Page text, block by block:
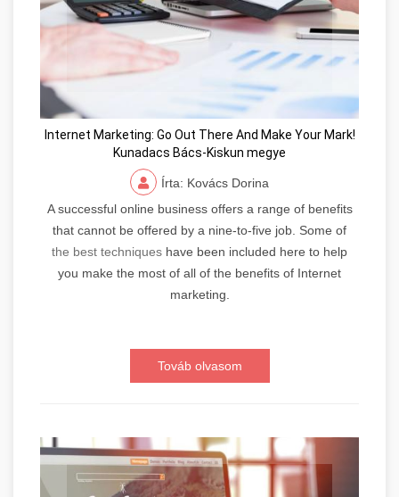
Internet Marketing: Go Out There And Make Your Mark!
Kunadacs Bács-Kiskun megye
Írta: Kovács Dorina
A successful online business offers a range of benefits
that cannot be offered by a nine-to-five job. Some of
the best techniques have been included here to help
you make the most of all of the benefits of Internet
marketing.
Továb olvasom